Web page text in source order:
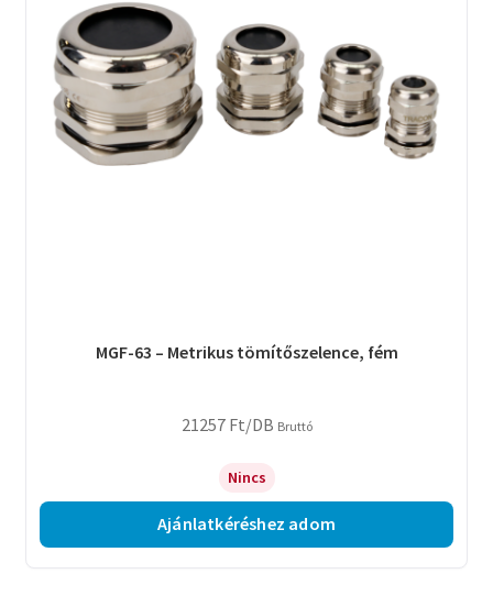
MGF-63 – Metrikus tömítőszelence, fém
21257 Ft/DB Bruttó
Nincs
Ajánlatkéréshez adom